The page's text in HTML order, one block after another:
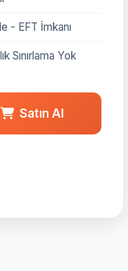
- EFT İmkanı
Sınırlama Yok
Satın Al